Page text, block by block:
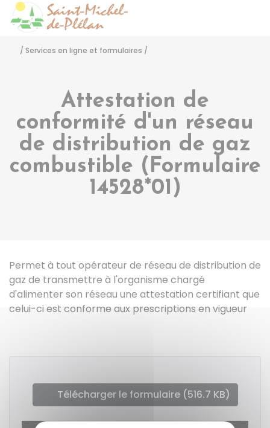
/ Services en ligne et formulaires /
Attestation de
conformité d'un réseau
de distribution de gaz
combustible (Formulaire
14528*01)
Permet à tout opérateur de réseau de distribution de
gaz de transmettre à l'organisme chargé
d'alimenter son réseau une attestation certifiant que
celui-ci est conforme aux prescriptions en vigueur
Télécharger le formulaire (516.7 KB)